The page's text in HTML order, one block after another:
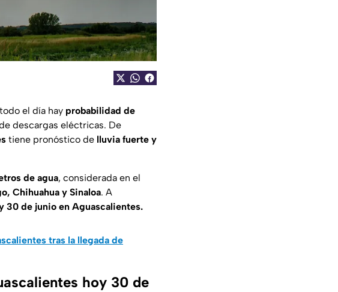
el día hay probabilidad de
descargas eléctricas. De
tiene pronóstico de lluvia fuerte y
de agua, considerada en el
Chihuahua y Sinaloa. A
30 de junio en Aguascalientes.
tras la llegada de
hoy 30 de